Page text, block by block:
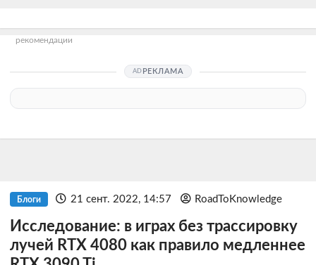
рекомендации
РЕКЛАМА
Блоги 21 сент. 2022, 14:57 RoadToKnowledge
Исследование: в играх без трассировку
лучей RTX 4080 как правило медленнее